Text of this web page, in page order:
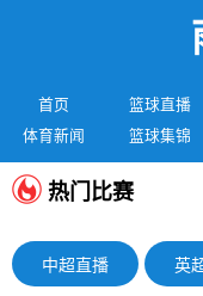
首页 篮球直播
体育新闻
篮球集锦
热门比赛
中超直播 英